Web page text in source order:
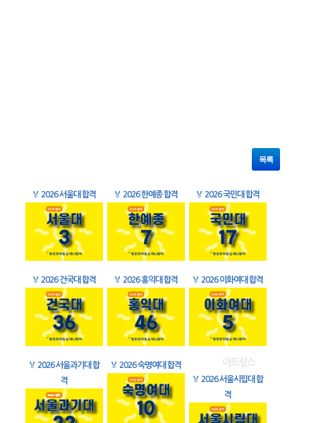
목록
🏅 2026 서울대 합격 🏅 2026 한예종 합격 🏅 2026 국민대 합격
🏅 2026 건국대 합격 🏅 2026 홍익대 합격 🏅 2026 이화여대 합격
🏅 2026 서울과기대 합
격
🏅 2026 숙명여대 합격
🏅 2026 서울시립대 합
격